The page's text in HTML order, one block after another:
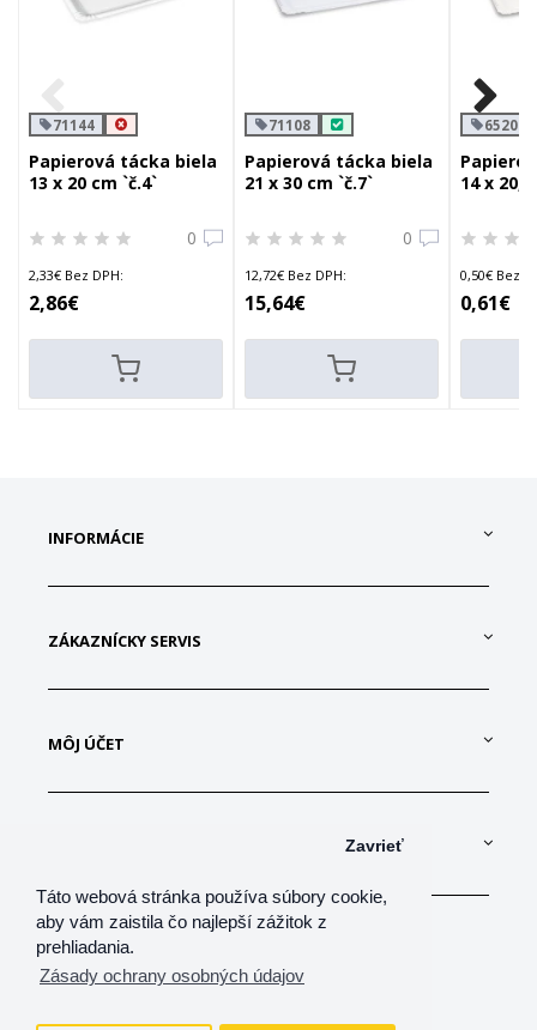
Táto webová stránka používa súbory cookie,
aby vám zaistila čo najlepší zážitok z
prehliadania.
Zásady ochrany osobných údajov
Zavrieť
71144
Papierová tácka biela
13 x 20 cm `č.4`
0
2,33€ Bez DPH:
2,86€
71108
Papierová tácka biela
21 x 30 cm `č.7`
0
12,72€ Bez DPH:
15,64€
65208
14 x
0,50€ Bez
0,61€
INFORMÁCIE
ZÁKAZNÍCKY SERVIS
MÔJ ÚČET